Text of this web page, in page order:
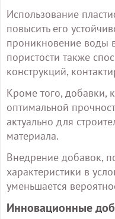
Использование
повысить его
проникновение воды
пористости также
конструкций,
Кроме того, добавки,
оптимальной
актуально для
материала.
Внедрение добавок,
характеристики в
уменьшается
Инновационные